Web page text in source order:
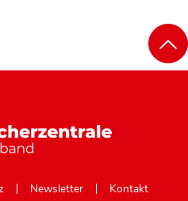
Newsletter Kontakt